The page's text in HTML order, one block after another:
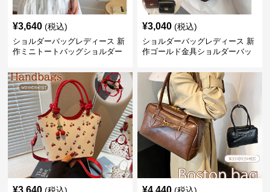
¥3,640 (税込)
ショルダーバッグレディース 新
作ミニトートバッグショルダー
¥3,040 (税込)
ショルダーバッグレディース 新
作ゴールド金具ショルダーバッ
¥3,640 ¥4,440